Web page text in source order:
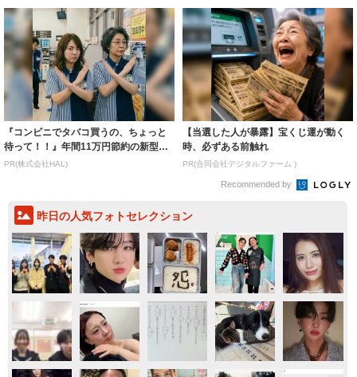
『コンビニでタバコ買うの、ちょっと
待って！！』年間11万円節約の新型タ
バコ
PR(株式会社HAL)
【当選した人が暴露】宝くじ運が動く
時、必ずある前触れ
PR(合同会社デジタルファーム )
Recommended by
昨日の人気フォトセレクション